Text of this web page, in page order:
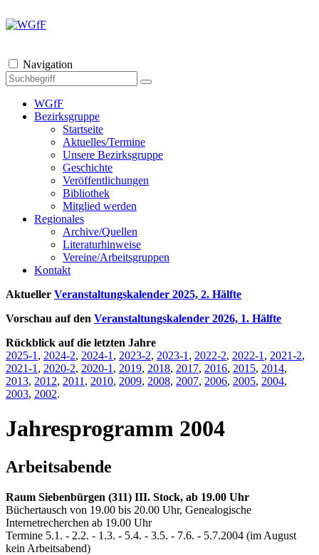
Navigation
WGfF
Bezirksgruppe
Startseite
Aktuelles/Termine
Unsere Bezirksgruppe
Geschichte
Veröffentlichungen
Bibliothek
Mitglied werden
Regionales
Archive/Quellen
Literaturhinweise
Vereine/Arbeitsgruppen
Kontakt
Aktueller Veranstaltungskalender 2025, 2. Hälfte
Vorschau auf den Veranstaltungskalender 2026, 1. Hälfte
Rückblick auf die letzten Jahre
2025-1 , 2024-2, 2024-1 , 2023-2, 2023-1 , 2022-2, 2022-1 , 2021-2,
2021-1 , 2020-2, 2020-1 , 2019, 2018, 2017, 2016, 2015, 2014,
2013, 2012, 2011 , 2010, 2009, 2008, 2007, 2006, 2005, 2004,
2003, 2002.
Jahresprogramm 2004
Arbeitsabende
Raum Siebenbürgen (311) III. Stock, ab 19.00 Uhr
Büchertausch von 19.00 bis 20.00 Uhr, Genealogische
Internetrecherchen ab 19.00 Uhr
Termine 5.1. - 2.2. - 1.3. - 5.4. - 3.5. - 7.6. - 5.7.2004 (im August
kein Arbeitsabend)